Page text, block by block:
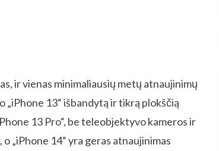
ir vienas minimaliausių metų atnaujinimų
„iPhone 13“ išbandytą ir tikrą plokščią
13 Pro“, be teleobjektyvo kameros ir
„iPhone 14“ yra geras atnaujinimas